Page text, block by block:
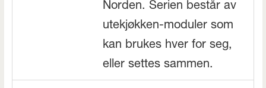
Norden. Serien består av
utekjøkken-moduler som
kan brukes hver for seg,
eller settes sammen.